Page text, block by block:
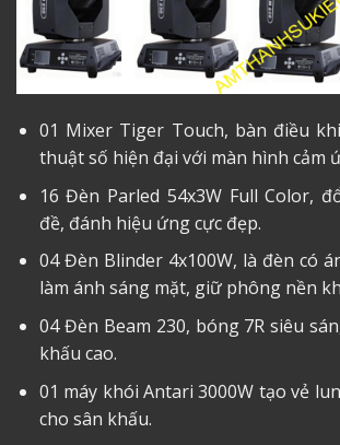
01 Mixer Tiger Touch, bàn điều
thuật số hiện đại với màn hình cảm
16 Đèn Parled 54x3W Full Color,
đề, đánh hiệu ứng cực đẹp.
04 Đèn Blinder 4x100W, là đèn có
làm ánh sáng mặt, giữ phông nền
04 Đèn Beam 230, bóng 7R siêu
khấu cao.
01 máy khói Antari 3000W tạo vẻ
cho sân khấu.